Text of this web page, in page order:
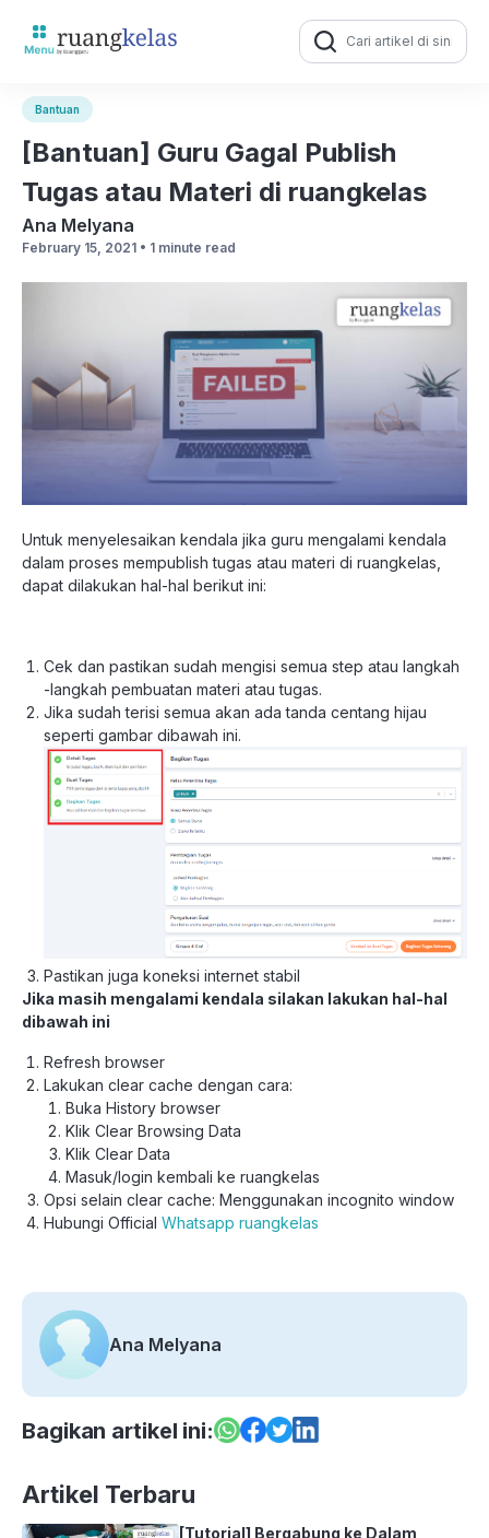
Search
for:
Bantuan
[Bantuan] Guru Gagal Publish
Tugas atau Materi di ruangkelas
Ana Melyana
February 15, 2021 • 1 minute read
Untuk menyelesaikan kendala jika guru mengalami kendala
dalam proses mempublish tugas atau materi di ruangkelas,
dapat dilakukan hal-hal berikut ini:
Cek dan pastikan sudah mengisi semua step atau langkah
-langkah pembuatan materi atau tugas.
Jika sudah terisi semua akan ada tanda centang hijau
seperti gambar dibawah ini.
Pastikan juga koneksi internet stabil
Jika masih mengalami kendala silakan lakukan hal-hal
dibawah ini
Refresh browser
Lakukan clear cache dengan cara:
Buka History browser
Klik Clear Browsing Data
Klik Clear Data
Masuk/login kembali ke ruangkelas
Opsi selain clear cache: Menggunakan incognito window
Hubungi Official Whatsapp ruangkelas
Ana Melyana
Bagikan artikel ini:
Artikel Terbaru
[Tutorial] Bergabung ke Dalam